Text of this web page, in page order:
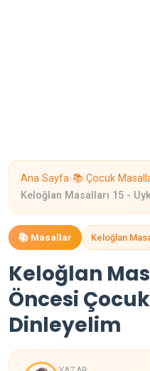
Ana Sayfa›📚 Çocuk
Keloğlan Masalları 15 -
📚 Masallar Keloğlan
Keloğlan
Öncesi
Dinleyelim